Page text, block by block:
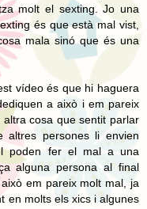
molt el sexting. Jo una
és que està mal vist,
mala sinó que és una
vídeo és que hi haguera
a això i em pareix
cosa que sentit parlar
altres persones li envien
poden fer el mal a una
alguna persona al final
em pareix molt mal, ja
en molts els xics i algunes